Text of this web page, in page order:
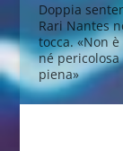
Doppia
Rari Nantes
tocca. «Non
né pericolosa
piena»